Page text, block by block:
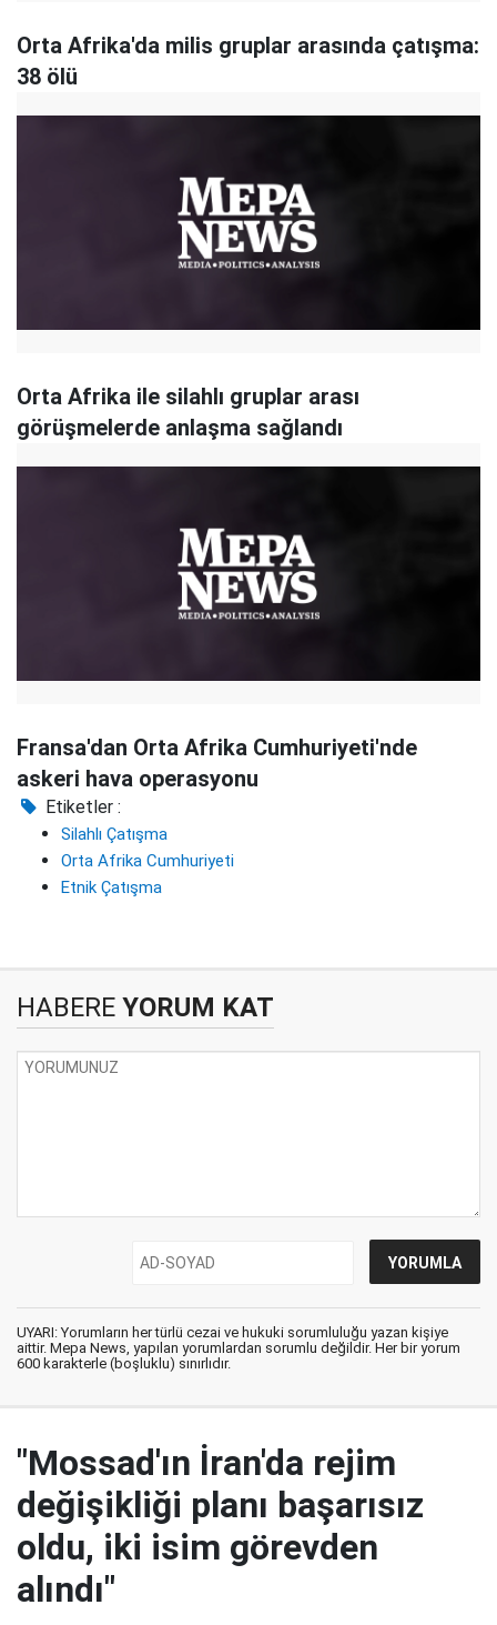
Orta Afrika'da milis gruplar arasında çatışma:
38 ölü
Orta Afrika ile silahlı gruplar arası
görüşmelerde anlaşma sağlandı
Fransa'dan Orta Afrika Cumhuriyeti'nde
askeri hava operasyonu
Etiketler :
Silahlı Çatışma
Orta Afrika Cumhuriyeti
Etnik Çatışma
HABERE YORUM KAT
UYARI: Yorumların her türlü cezai ve hukuki sorumluluğu yazan kişiye
aittir. Mepa News, yapılan yorumlardan sorumlu değildir. Her bir yorum
600 karakterle (boşluklu) sınırlıdır.
"Mossad'ın İran'da rejim
değişikliği planı başarısız
oldu, iki isim görevden
alındı"